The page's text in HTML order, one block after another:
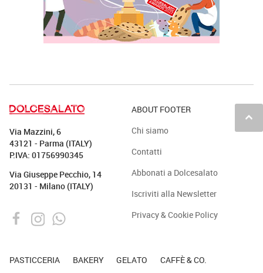
keyboard_arrow_up
Via Mazzini, 6
43121 - Parma (ITALY)
P.IVA: 01756990345
Via Giuseppe Pecchio, 14
20131 - Milano (ITALY)
ABOUT FOOTER
Chi siamo
Contatti
Abbonati a Dolcesalato
Iscriviti alla Newsletter
Privacy & Cookie Policy
PASTICCERIA BAKERY GELATO CAFFÈ & CO.